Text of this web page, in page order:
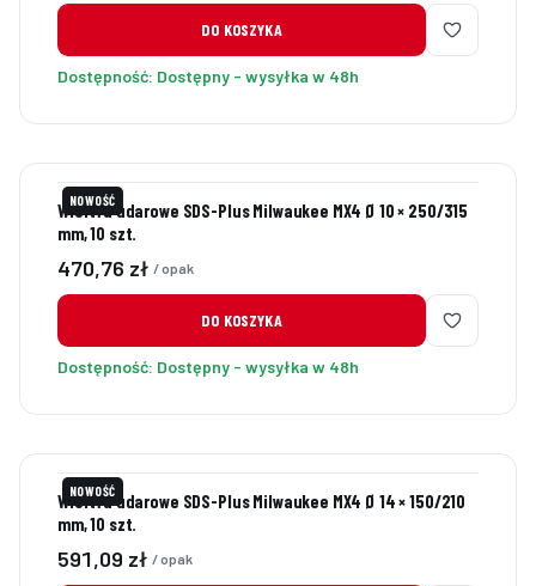
DO KOSZYKA
Dostępność: Dostępny - wysyłka w 48h
NOWOŚĆ
Wiertła udarowe SDS-Plus Milwaukee MX4 Ø 10 × 250/315
mm, 10 szt.
Cena
470,76 zł / opak
DO KOSZYKA
Dostępność: Dostępny - wysyłka w 48h
NOWOŚĆ
Wiertła udarowe SDS-Plus Milwaukee MX4 Ø 14 × 150/210
mm, 10 szt.
Cena
591,09 zł / opak